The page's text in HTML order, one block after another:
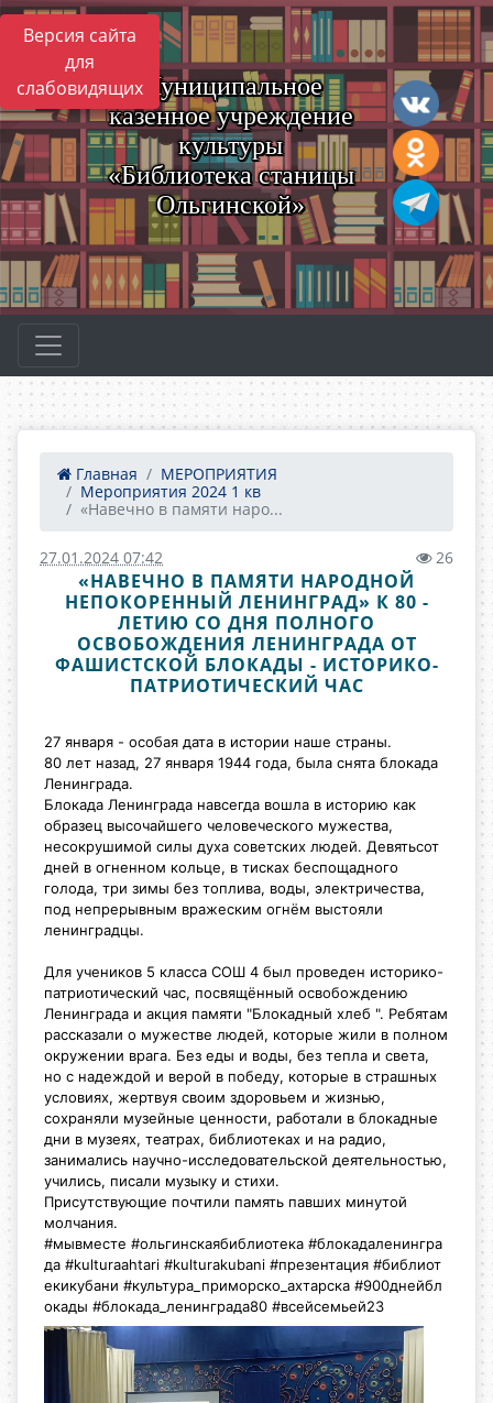
Версия сайта
для
слабовидящихМуниципальное
казенное учреждение
культуры
«Библиотека станицы
Ольгинской»
Главная
МЕРОПРИЯТИЯ
Мероприятия 2024 1 кв
«Навечно в памяти наро...
27.01.2024 07:42 26
«НАВЕЧНО В ПАМЯТИ НАРОДНОЙ
НЕПОКОРЕННЫЙ ЛЕНИНГРАД» К 80 -
ЛЕТИЮ СО ДНЯ ПОЛНОГО
ОСВОБОЖДЕНИЯ ЛЕНИНГРАДА ОТ
ФАШИСТСКОЙ БЛОКАДЫ - ИСТОРИКО-
ПАТРИОТИЧЕСКИЙ ЧАС
27 января - особая дата в истории наше страны.
80 лет назад, 27 января 1944 года, была снята блокада
Ленинграда.
Блокада Ленинграда навсегда вошла в историю как
образец высочайшего человеческого мужества,
несокрушимой силы духа советских людей. Девятьсот
дней в огненном кольце, в тисках беспощадного
голода, три зимы без топлива, воды, электричества,
под непрерывным вражеским огнём выстояли
ленинградцы.
Для учеников 5 класса СОШ 4 был проведен историко-
патриотический час, посвящённый освобождению
Ленинграда и акция памяти "Блокадный хлеб ". Ребятам
рассказали о мужестве людей, которые жили в полном
окружении врага. Без еды и воды, без тепла и света,
но с надеждой и верой в победу, которые в страшных
условиях, жертвуя своим здоровьем и жизнью,
сохраняли музейные ценности, работали в блокадные
дни в музеях, театрах, библиотеках и на радио,
занимались научно-исследовательской деятельностью,
учились, писали музыку и стихи.
Присутствующие почтили память павших минутой
молчания.
#мывместе #ольгинскаябиблиотека #блокадаленингра
да #kulturaahtari #kulturakubani #презентация #библиот
екикубани #культура_приморско_ахтарска #900днейбл
окады #блокада_ленинграда80 #всейсемьей23